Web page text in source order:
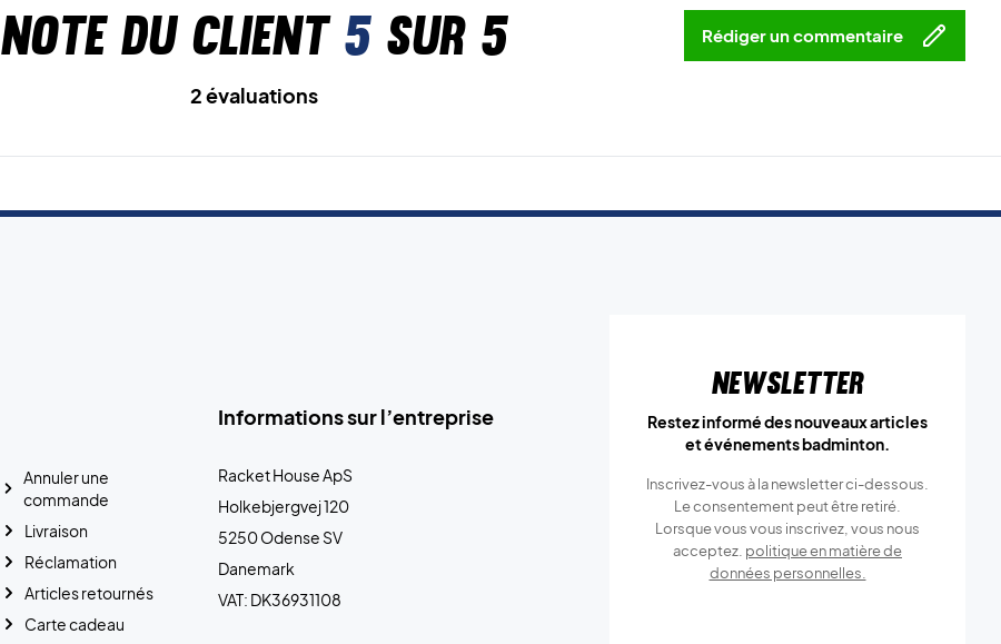
Note du client 5sur 5 Rédiger un commentaire
2 évaluations
Informations sur l’entreprise
Racket House ApS
Holkebjergvej 120
5250 Odense SV
Danemark
VAT: DK36931108
Annuler une
commande
Livraison
Réclamation
Articles retournés
Carte cadeau
Newsletter
Restez informé des nouveaux articles
et événements badminton.
Inscrivez-vous à la newsletter ci-dessous.
Le consentement peut être retiré.
Lorsque vous vous inscrivez, vous nous
acceptez. politique en matière de
données personnelles.